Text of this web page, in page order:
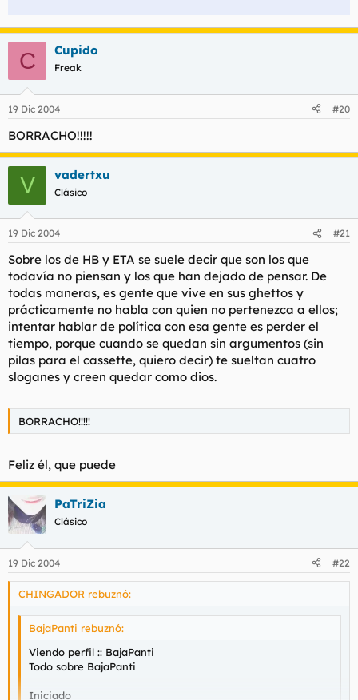
C Cupido
Freak
19 Dic 2004 #20
BORRACHO!!!!!
V vadertxu
Clásico
19 Dic 2004 #21
Sobre los de HB y ETA se suele decir que son los que
todavía no piensan y los que han dejado de pensar. De
todas maneras, es gente que vive en sus ghettos y
prácticamente no habla con quien no pertenezca a ellos;
intentar hablar de política con esa gente es perder el
tiempo, porque cuando se quedan sin argumentos (sin
pilas para el cassette, quiero decir) te sueltan cuatro
sloganes y creen quedar como dios.
BORRACHO!!!!!
Feliz él, que puede
PaTriZia
Clásico
19 Dic 2004 #22
CHINGADOR rebuznó:
BajaPanti rebuznó:
Viendo perfil :: BajaPanti
Todo sobre BajaPanti
Iniciado